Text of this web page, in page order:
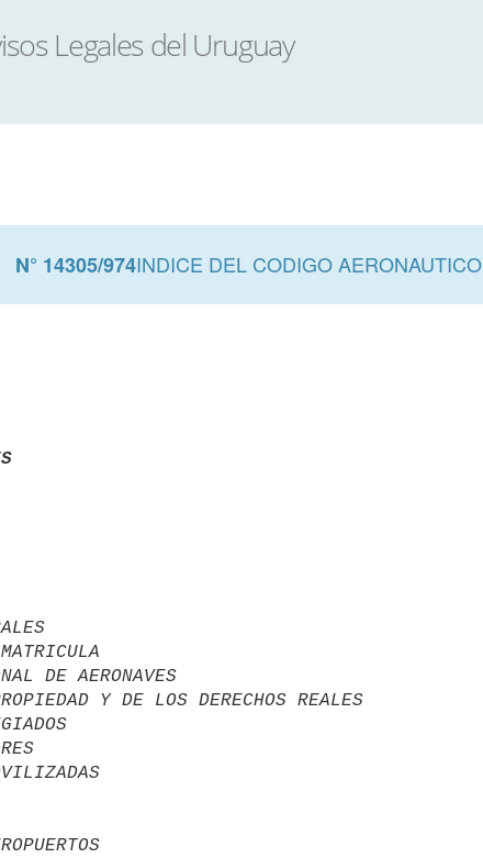
N° 14305/974INDICE DEL CODIGO AERONAUTICO
DE AERONAVES
Y DE LOS DERECHOS REALES